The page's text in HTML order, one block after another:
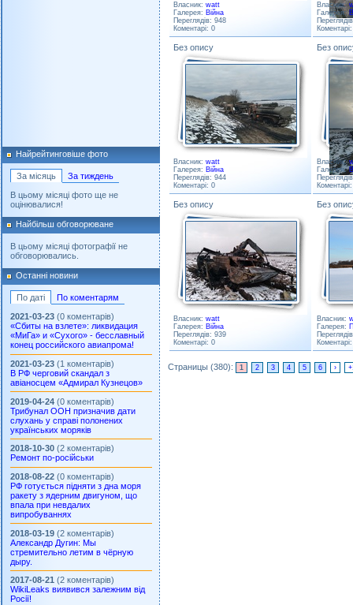
Найрейтинговіше фото
За місяць
За тиждень
В цьому місяці фото ще не
оцінювалися!
Найбільш обговорюване
В цьому місяці фотографії не
обговорювались.
Останні новини
По даті
По коментарям
2021-03-23 (0 коментарів)
«Сбиты на взлете»: ликвидация
«МиГа» и «Сухого» - бесславный
конец российского авиапрома!
2021-03-23 (1 коментарів)
В РФ черговий скандал з
авіаносцем «Адмирал Кузнецов»
2019-04-24 (0 коментарів)
Трибунал ООН призначив дати
слухань у справі полонених
українських моряків
2018-10-30 (2 коментарів)
Ремонт по-російськи
2018-08-22 (0 коментарів)
РФ готується підняти з дна моря
ракету з ядерним двигуном, що
впала при невдалих
випробуваннях
2018-03-19 (2 коментарів)
Александр Дугин: Мы
стремительно летим в чёрную
дыру.
2017-08-21 (2 коментарів)
WikiLeaks виявився залежним від
Росії!
Власник: watt
Галерея: Війна
Переглядів: 948
Коментарі: 0
Власник:
Галерея:
Без опису
Власник: watt
Галерея: Війна
Переглядів: 944
Коментарі: 0
Без
Власник:
Галерея:
Без опису
Власник: watt
Галерея: Війна
Переглядів: 939
Коментарі: 0
Без
Власник:
Галерея:
Страницы (380): 1 2 3 4 5 6 ›